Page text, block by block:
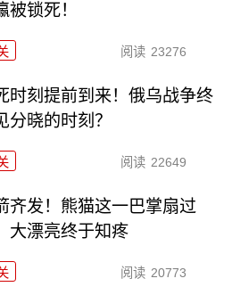
被锁死！
阅读 23276
时刻提前到来！俄乌战争终
分晓的时刻？
阅读 22649
齐发！熊猫这一巴掌扇过
大漂亮终于知疼
阅读 20773